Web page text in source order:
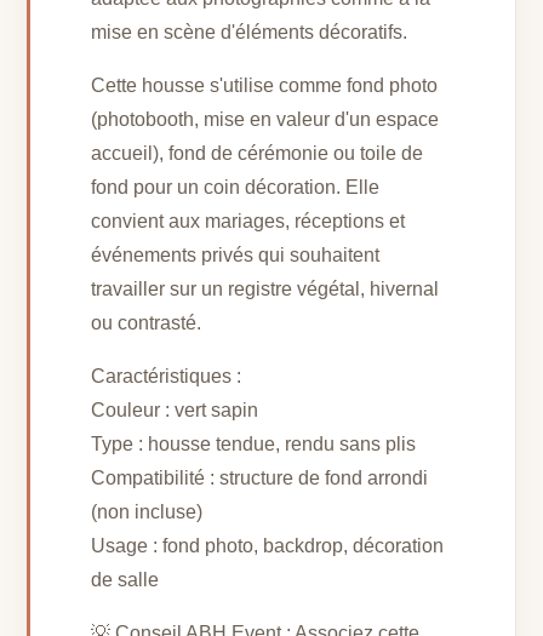
mise en scène d'éléments décoratifs.
Cette housse s'utilise comme fond photo
(photobooth, mise en valeur d'un espace
accueil), fond de cérémonie ou toile de
fond pour un coin décoration. Elle
convient aux mariages, réceptions et
événements privés qui souhaitent
travailler sur un registre végétal, hivernal
ou contrasté.
Caractéristiques :
Couleur : vert sapin
Type : housse tendue, rendu sans plis
Compatibilité : structure de fond arrondi
(non incluse)
Usage : fond photo, backdrop, décoration
de salle